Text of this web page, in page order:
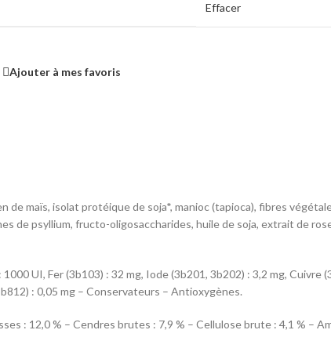
Effacer
Ajouter à mes favoris
maïs, isolat protéique de soja*, manioc (tapioca), fibres
de psyllium, fructo-oligosaccharides, huile de soja, extrait de
UI, Fer (3b103) : 32 mg, Iode (3b201, 3b202) : 3,2 mg, Cuivre
: 0,05 mg – Conservateurs – Antioxygènes.
: 12,0 % – Cendres brutes : 7,9 % – Cellulose brute : 4,1 % –